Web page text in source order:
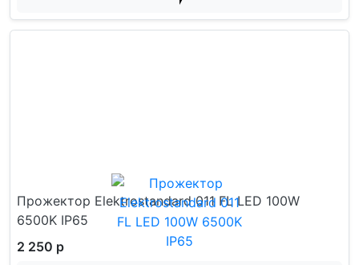
Прожектор Elektrostandard 011 FL LED 100W
6500K IP65
2 250 р